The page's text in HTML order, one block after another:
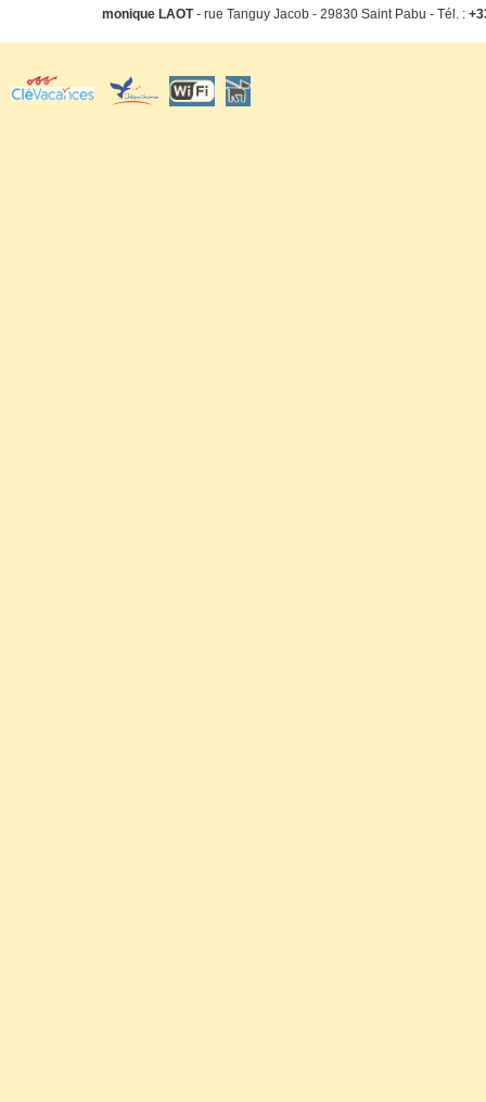
monique LAOT- rue Tanguy Jacob - 29830 Saint Pabu - Tél. :